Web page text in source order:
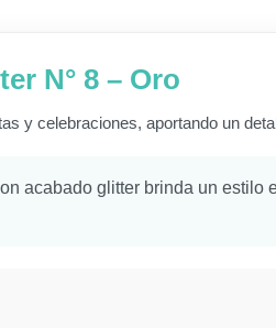
N° 8 – Oro
y celebraciones, aportando un
acabado glitter brinda un